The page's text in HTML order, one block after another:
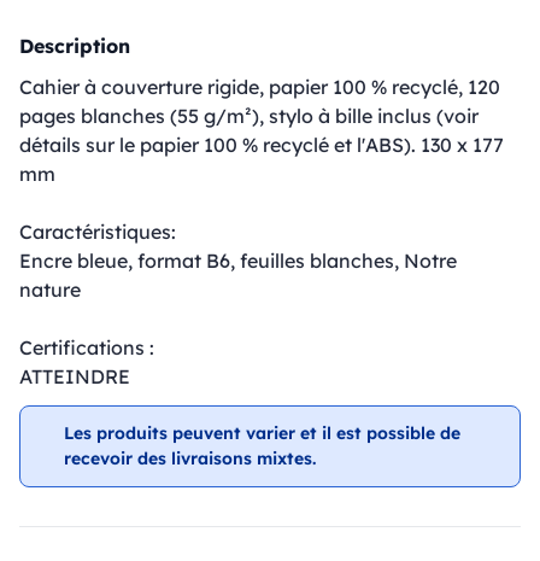
Description
Cahier à couverture rigide, papier 100 % recyclé, 120
pages blanches (55 g/m²), stylo à bille inclus (voir
détails sur le papier 100 % recyclé et l'ABS). 130 x 177
mm
Caractéristiques:
Encre bleue, format B6, feuilles blanches, Notre
nature
Certifications :
ATTEINDRE
Les produits peuvent varier et il est possible de
recevoir des livraisons mixtes.